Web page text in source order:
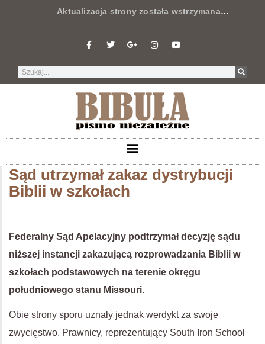
Aktualizacja strony została wstrzymana…
Sąd utrzymał zakaz dystrybucji
Biblii w szkołach
Federalny Sąd Apelacyjny podtrzymał decyzję sądu
niższej instancji zakazującą rozprowadzania Biblii w
szkołach podstawowych na terenie okręgu
południowego stanu Missouri.
Obie strony sporu uznały jednak werdykt za swoje
zwycięstwo. Prawnicy, reprezentujący South Iron School